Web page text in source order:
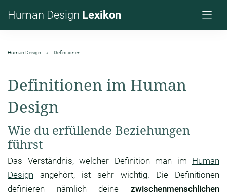
Human Design Lexikon
Human Design Definitionen
Definitionen im Human
Design
Wie du erfüllende Beziehungen
führst
Das Verständnis, welcher Definition man im Human
Design angehört, ist sehr wichtig. Die Definitionen
definieren nämlich deine zwischenmenschlichen